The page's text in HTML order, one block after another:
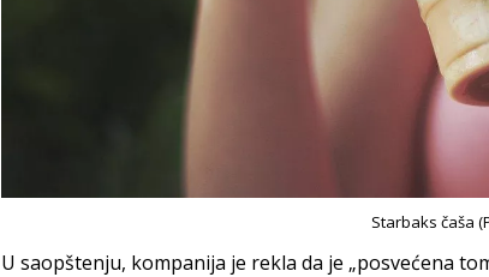
Starbaks čaša
U saopštenju, kompanija je rekla da je „posvećena